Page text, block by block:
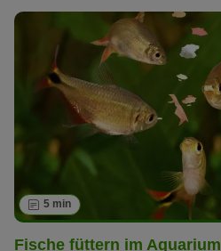
5 min
Fische füttern im Aquarium